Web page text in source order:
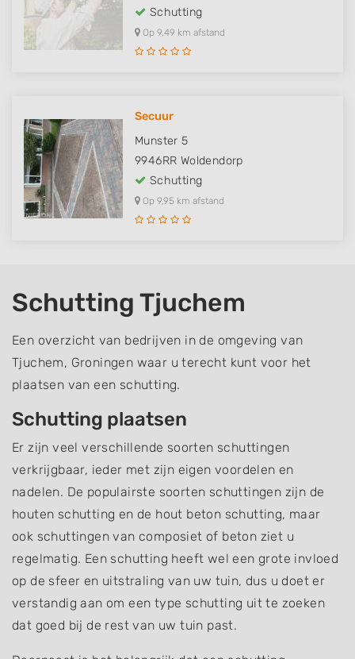
Schutting
Op 9,49 km afstand
Secuur
Munster 5
9946RR Woldendorp
Schutting
Op 9,95 km afstand
Schutting Tjuchem
Een overzicht van bedrijven in de omgeving van
Tjuchem, Groningen waar u terecht kunt voor het
plaatsen van een schutting.
Schutting plaatsen
Er zijn veel verschillende soorten schuttingen
verkrijgbaar, ieder met zijn eigen voordelen en
nadelen. De populairste soorten schuttingen zijn de
houten schutting en de hout beton schutting, maar
ook schuttingen van composiet of beton ziet u
regelmatig. Een schutting heeft wel een grote invloed
op de sfeer en uitstraling van uw tuin, dus u doet er
verstandig aan om een type schutting uit te zoeken
dat goed bij de rest van uw tuin past.